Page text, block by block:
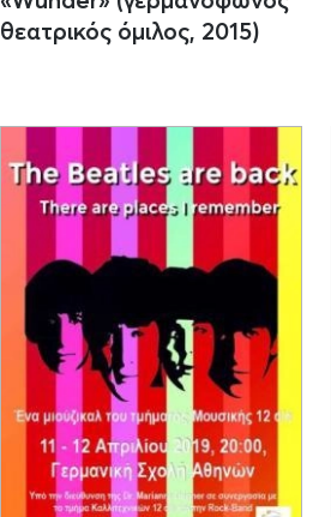
θεατρικός όμιλος, 2015)